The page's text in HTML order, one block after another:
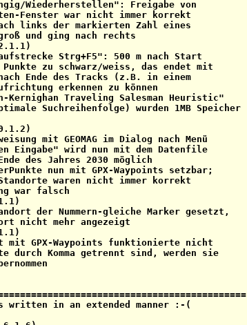
Wiederherstellen": Freigabe von
Fenster war nicht immer korrekt
links der markierten Zahl eines
und ging nach rechts
Strg+F5": 500 m nach Start
zu schwarz/weiss, das endet mit
Ende des Tracks (z.B. in einem
erkennen zu können
Kernighan Traveling Salesman Heuristic"
Suchreihenfolge) wurden 1MB Speicher
mit GEOMAG im Dialog nach Menü
Eingabe" wird nun mit dem Datenfile
des Jahres 2030 möglich
nun mit GPX-Waypoints setzbar;
waren nicht immer korrekt
war falsch
der Nummern-gleiche Marker gesetzt,
nicht mehr angezeigt
GPX-Waypoints funktionierte nicht
durch Komma getrennt sind, werden sie
written in an extended manner :-(